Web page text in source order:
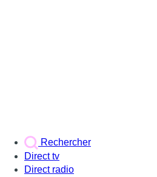
Rechercher
Direct tv
Direct radio